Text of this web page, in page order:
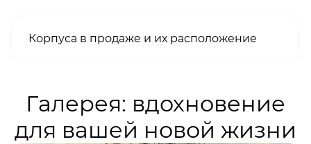
Корпуса в продаже и их расположение
Галерея: вдохновение
для вашей новой жизни